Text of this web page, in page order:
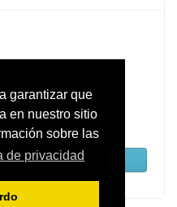
garantizar que
en nuestro sitio
sobre las
de privacidad